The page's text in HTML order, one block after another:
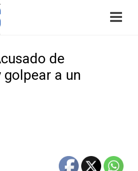
de
golpear a un